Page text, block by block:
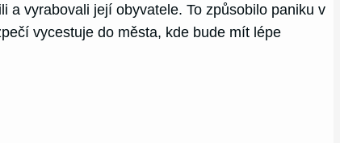
a vyrabovali její obyvatele. To způsobilo paniku v
vycestuje do města, kde bude mít lépe